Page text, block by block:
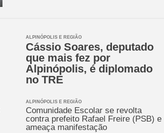
ALPINÓPOLIS E REGIÃO
Cássio Soares, deputado
que mais fez por
Alpinópolis, é diplomado
no TRE
ALPINÓPOLIS E REGIÃO
Comunidade Escolar se revolta
contra prefeito Rafael Freire (PSB) e
ameaça manifestação